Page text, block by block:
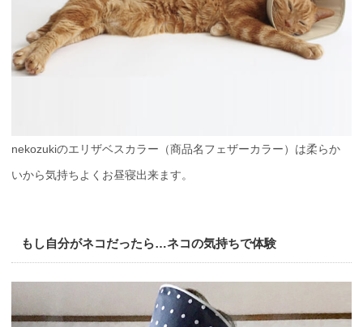
nekozukiのエリザベスカラー（商品名フェザーカラー）は柔らか
いから気持ちよくお昼寝出来ます。
もし自分がネコだったら…ネコの気持ちで体験